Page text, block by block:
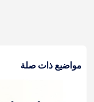
مواضيع ذات صلة